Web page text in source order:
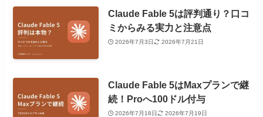
Claude Fable 5は評判通り？口コ
ミからみる実力と注意点
2026年7月3日 2026年7月21日
Claude Fable 5はMaxプランで継
続！Proへ100ドル付与
2026年7月18日 2026年7月19日